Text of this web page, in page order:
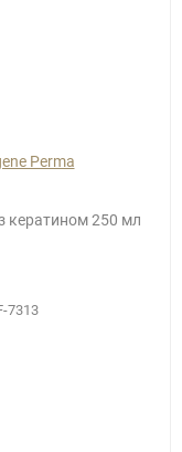
Perma
кератином 250 мл
7313